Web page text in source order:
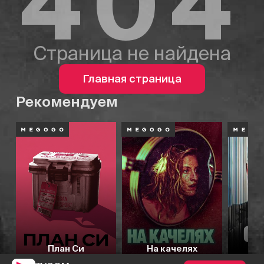
Страница не найдена
Главная страница
Рекомендуем
План Си На качелях